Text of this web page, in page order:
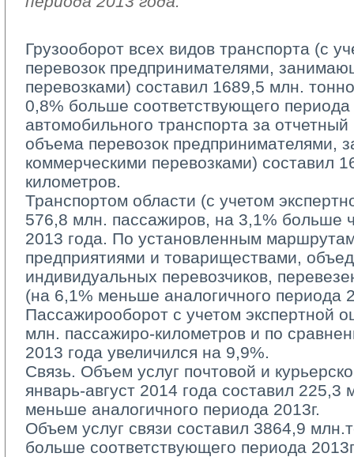
Грузооборот всех видов транспорта (с
перевозок предпринимателями,
перевозками) cоставил 1689,5 млн.
0,8% больше соответствующего периода
автомобильного транспорта за
объема перевозок предпринимателями,
коммерческими перевозками) составил
километров.
Транспортом области (с учетом
576,8 млн. пассажиров, на 3,1% больше
2013 года. По установленным
предприятиями и товариществами,
индивидуальных перевозчиков,
(на 6,1% меньше аналогичного периода
Пассажирооборот с учетом экспертной
млн. пассажиро-километров и по
2013 года увеличился на 9,9%.
Связь. Объем услуг почтовой и
январь-август 2014 года составил 225,3
меньше аналогичного периода 2013г.
Объем услуг связи составил 3864,9
больше соответствующего периода